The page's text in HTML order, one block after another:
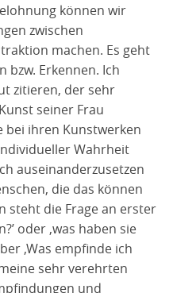
können wir
zwischen
machen. Es geht
bzw. Erkennen. Ich
zitieren, der sehr
seiner Frau
bei ihren Kunstwerken
Wahrheit
auseinanderzusetzen
die das können
steht die Frage an erster
oder ‚was haben sie
‚Was empfinde ich
sehr verehrten
und